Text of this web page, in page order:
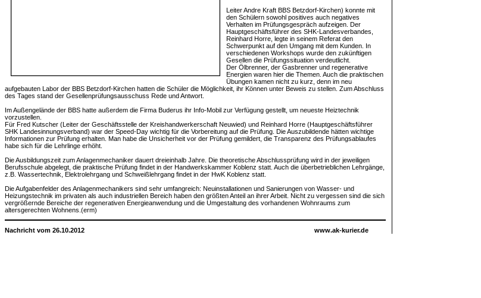
Leiter Andre Kraft BBS Betzdorf-Kirchen) konnte mit
den Schülern sowohl positives auch negatives
Verhalten im Prüfungsgespräch aufzeigen. Der
Hauptgeschäftsführer des SHK-Landesverbandes,
Reinhard Horre, legte in seinem Referat den
Schwerpunkt auf den Umgang mit dem Kunden. In
verschiedenen Workshops wurde den zukünftigen
Gesellen die Prüfungssituation verdeutlicht.
Der Ölbrenner, der Gasbrenner und regenerative
Energien waren hier die Themen. Auch die praktischen
Übungen kamen nicht zu kurz, denn im neu
aufgebauten Labor der BBS Betzdorf-Kirchen hatten die Schüler die Möglichkeit, ihr Können unter Beweis zu stellen. Zum Abschluss
des Tages stand der Gesellenprüfungsausschuss Rede und Antwort.
Im Außengelände der BBS hatte außerdem die Firma Buderus ihr Info-Mobil zur Verfügung gestellt, um neueste Heiztechnik
vorzustellen.
Für Fred Kutscher (Leiter der Geschäftsstelle der Kreishandwerkerschaft Neuwied) und Reinhard Horre (Hauptgeschäftsführer
SHK Landesinnungsverband) war der Speed-Day wichtig für die Vorbereitung auf die Prüfung. Die Auszubildende hätten wichtige
Informationen zur Prüfung erhalten. Man habe die Unsicherheit vor der Prüfung gemildert, die Transparenz des Prüfungsablaufes
habe sich für die Lehrlinge erhöht.
Die Ausbildungszeit zum Anlagenmechaniker dauert dreieinhalb Jahre. Die theoretische Abschlussprüfung wird in der jeweiligen
Berufsschule abgelegt, die praktische Prüfung findet in der Handwerkskammer Koblenz statt. Auch die überbetrieblichen Lehrgänge,
z.B. Wassertechnik, Elektrolehrgang und Schweißlehrgang findet in der HwK Koblenz statt.
Die Aufgabenfelder des Anlagenmechanikers sind sehr umfangreich: Neuinstallationen und Sanierungen von Wasser- und
Heizungstechnik im privaten als auch industriellen Bereich haben den größten Anteil an ihrer Arbeit. Nicht zu vergessen sind die sich
vergrößernde Bereiche der regenerativen Energieanwendung und die Umgestaltung des vorhandenen Wohnraums zum
altersgerechten Wohnens.(erm)
Nachricht vom 26.10.2012 www.ak-kurier.de